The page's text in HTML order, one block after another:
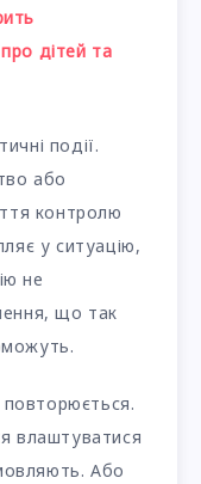
дітей та
події.
або
контролю
у ситуацію,
не
що так
влаштуватися
Або